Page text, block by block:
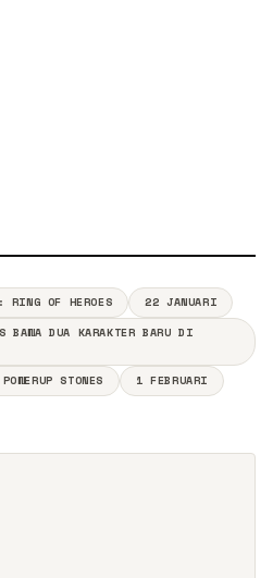
RING OF HEROES
22 JANUARI
BAWA DUA KARAKTER BARU DI
STONES
1 FEBRUARI